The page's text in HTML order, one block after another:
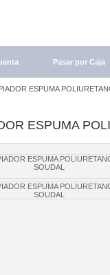
Pasar por Caja
ESPUMA
ESPUMA